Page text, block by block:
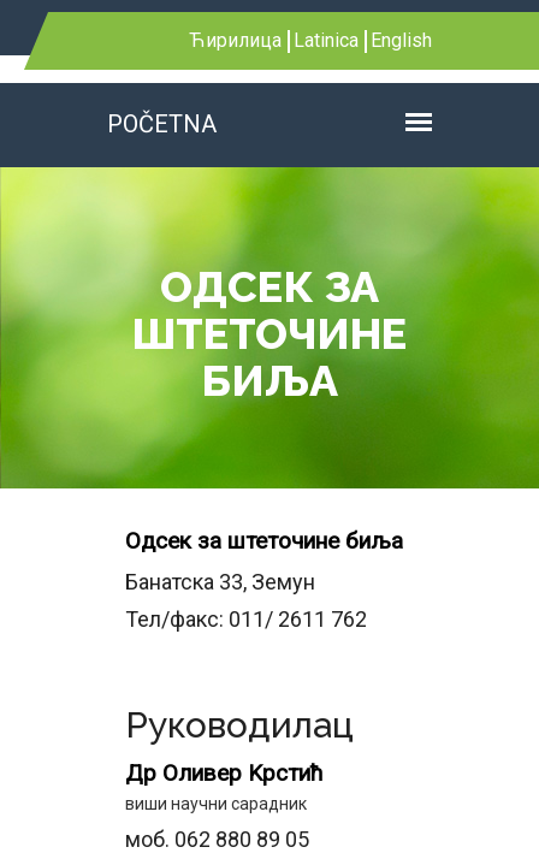
Ћирилица Latinica English
POČETNA
ОДСЕК ЗА
ШТЕТОЧИНЕ
БИЉА
Одсек за штеточине биља
Банатска 33, Земун
Тел/факс: 011/ 2611 762
Руководилац
Др Оливер Kрстић
виши научни сарадник
моб. 062 880 89 05